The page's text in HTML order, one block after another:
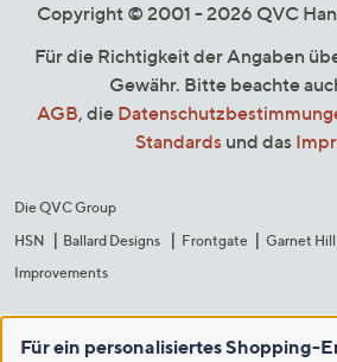
Copyright © 2001 - 2026 QVC
Für die Richtigkeit der Angaben
Gewähr. Bitte beachte
AGB, die
Standards und das
Die QVC Group
HSN
Ballard Designs Frontgate Garnet Hill
Improvements
Für ein personalisiertes Shopping-